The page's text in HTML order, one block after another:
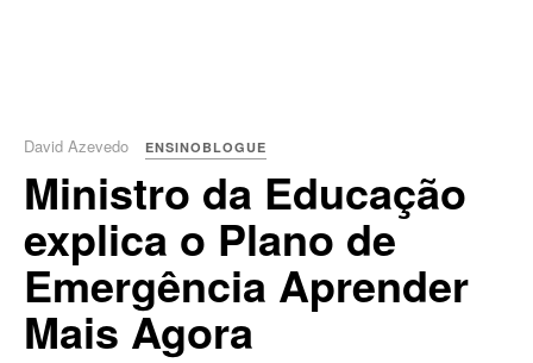
David Azevedo ENSINOBLOGUE
Ministro da Educação
explica o Plano de
Emergência Aprender
Mais Agora